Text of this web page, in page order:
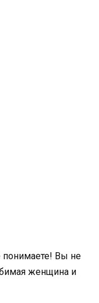
понимаете! Вы не
женщина и